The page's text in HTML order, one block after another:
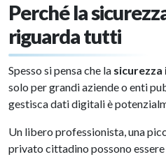
Perché la
riguarda tutti
Spesso si pensa che la
solo per grandi aziende o enti
gestisca dati digitali è
Un libero professionista, una
privato cittadino possono